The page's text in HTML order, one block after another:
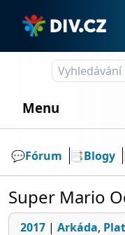
Menu
💬️Fórum 📑Blogy
Super Mario
2017 | Arkáda,